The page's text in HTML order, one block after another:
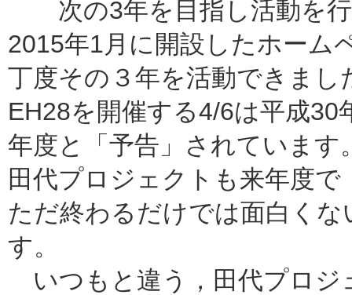
次の3年を目指し活動を行
2015年1月に開設したホーム
丁度その３年を活動できまし
EH28を開催する4/6は平成30
年度と「予告」されています
田代プロジェクト も来年度
ただ終わるだけでは面白く
す。
いつもと違う， 田代プロジ